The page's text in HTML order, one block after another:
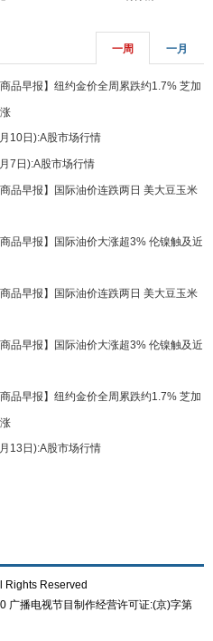
一周 一月
商品早报】纽约金价全周累跌约1.7% 芝加
10日):A股市场行情
7日):A股市场行情
商品早报】国际油价连跌两日 美大豆玉米
商品早报】国际油价大涨超3% 伦镍触及近
商品早报】国际油价连跌两日 美大豆玉米
商品早报】国际油价大涨超3% 伦镍触及近
商品早报】纽约金价全周累跌约1.7% 芝加
13日):A股市场行情
Reserved
广播电视节目制作经营许可证:(京)字第